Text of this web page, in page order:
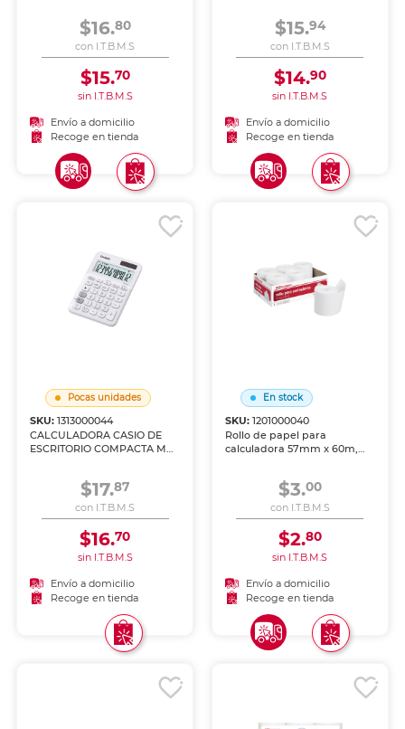
$16.80
con I.T.B.M.S
$15.70
sin I.T.B.M.S
Envío a domicilio
Recoge en tienda
$15.94
con I.T.B.M.S
$14.90
sin I.T.B.M.S
Envío a domicilio
Recoge en tienda
Pocas unidades
SKU:1313000044
CALCULADORA CASIO DE
ESCRITORIO COMPACTA MS-
$17.87
con I.T.B.M.S
$16.70
sin I.T.B.M.S
Envío a domicilio
Recoge en tienda
En stock
SKU: 1201000040
Rollo de papel para
calculadora 57mm x 60m,
mayoria de calculadoras y
registradoras del mercado.
Impresion nitida y continua
para registros contab
$3.00
con I.T.B.M.S
$2.80
sin I.T.B.M.S
Envío a domicilio
Recoge en tienda